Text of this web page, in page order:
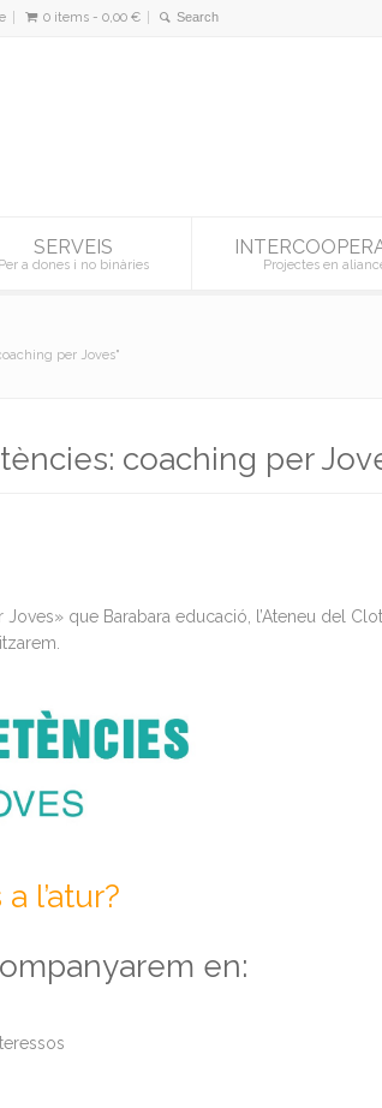
0 items - 0,00 €
SERVEIS
Per a dones i no binàries Projectes en
per Joves"
coaching per
que Barabara educació, l’Ateneu del
l’atur?
en: